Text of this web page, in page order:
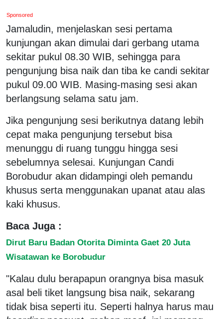
Sponsored
Jamaludin, menjelaskan sesi pertama
kunjungan akan dimulai dari gerbang utama
sekitar pukul 08.30 WIB, sehingga para
pengunjung bisa naik dan tiba ke candi sekitar
pukul 09.00 WIB. Masing-masing sesi akan
berlangsung selama satu jam.
Jika pengunjung sesi berikutnya datang lebih
cepat maka pengunjung tersebut bisa
menunggu di ruang tunggu hingga sesi
sebelumnya selesai. Kunjungan Candi
Borobudur akan didampingi oleh pemandu
khusus serta menggunakan upanat atau alas
kaki khusus.
Baca Juga :
Dirut Baru Badan Otorita Diminta Gaet 20 Juta
Wisatawan ke Borobudur
"Kalau dulu berapapun orangnya bisa masuk
asal beli tiket langsung bisa naik, sekarang
tidak bisa seperti itu. Seperti halnya harus mau